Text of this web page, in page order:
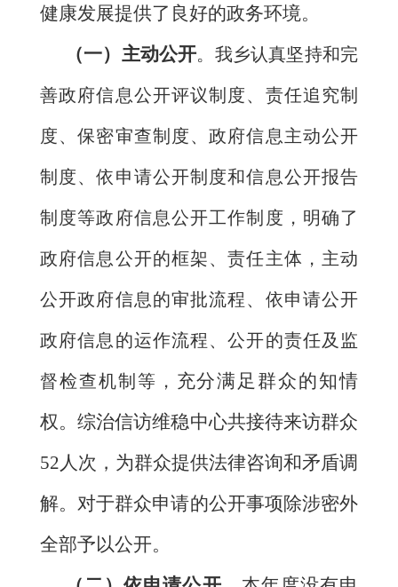
健康发展提供了良好的政务环境。
（一） 主动公开。我乡认真坚持和完
善政府信息公开评议制度、责任追究制
度、保密审查制度、政府信息主动公开
制度、依申请公开制度和信息公开报告
制度等政府信息公开工作制度，明确了
政府信息公开的框架、责任主体，主动
公开政府信息的审批流程、依申请公开
政府信息的运作流程、公开的责任及监
督检查机制等， 充分满足群众的知情
权。综治信访维稳中心共接待来访群众
52人次，为群众提供法律咨询和矛盾调
解。对于群众申请的公开事项除涉密外
全部予以公开。